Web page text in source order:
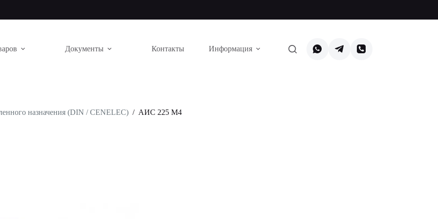
Документы Контакты Информация
назначения (DIN / CENELEC) / АИС 225 M4